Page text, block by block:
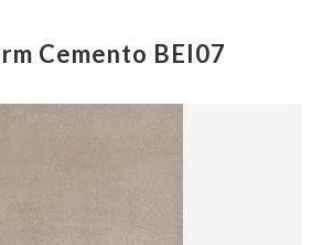
Cemento BEI07